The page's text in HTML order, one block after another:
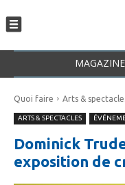
Quoi faire Arts &
ARTS & SPECTACLES
Dominick
exposition de